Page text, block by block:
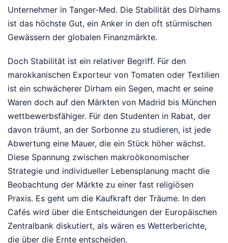
Unternehmer in Tanger-Med. Die Stabilität des Dirhams
ist das höchste Gut, ein Anker in den oft stürmischen
Gewässern der globalen Finanzmärkte.
Doch Stabilität ist ein relativer Begriff. Für den
marokkanischen Exporteur von Tomaten oder Textilien
ist ein schwächerer Dirham ein Segen, macht er seine
Waren doch auf den Märkten von Madrid bis München
wettbewerbsfähiger. Für den Studenten in Rabat, der
davon träumt, an der Sorbonne zu studieren, ist jede
Abwertung eine Mauer, die ein Stück höher wächst.
Diese Spannung zwischen makroökonomischer
Strategie und individueller Lebensplanung macht die
Beobachtung der Märkte zu einer fast religiösen
Praxis. Es geht um die Kaufkraft der Träume. In den
Cafés wird über die Entscheidungen der Europäischen
Zentralbank diskutiert, als wären es Wetterberichte,
die über die Ernte entscheiden.